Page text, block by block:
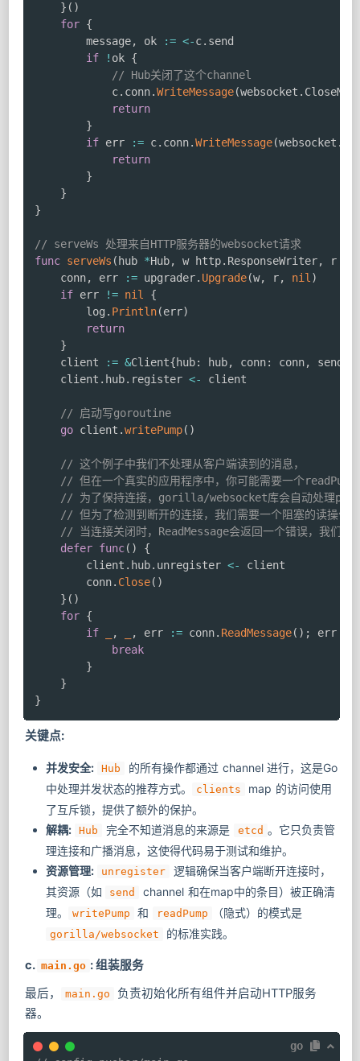
} ( )
for {
		message
, ok := <-c. send
if
! ok {
// Hub关闭了这个channel
			c
. conn.WriteMessage(websocket .
return
}
if err := c. conn.WriteMessage(websocket .
return
}
}
}
// serveWs 处理来自HTTP服务器的websocket请求
func serveWs ( hub *Hub, w http. ResponseWriter, r
	conn
, err := upgrader. Upgrade(w, r, nil)
if err != nil
{
		log
. Println(err)
return
}
	client
:= &Client{hub: hub, conn: conn, send
	client
. hub. register <- client
// 启动写goroutine
go client .writePump( )
// 这个例子中我们不处理从客户端读到的消息，
// 但在一个真实的应用程序中，你可能需要一个
// 为了保持连接，gorilla/websocket库会自动处理
// 但为了检测到断开的连接，我们需要一个阻塞的读操作。
// 当连接关闭时，ReadMessage会返回一个错误，我们就
defer func( )
{
		client
. hub. unregister <- client
		conn
. Close( )
} ( )
for {
if
, , err := conn. ReadMessage( ) ; err
break
}
}
}
关键点:
并发安全: Hub
的所有操作都通过 channel 进行，这是Go
中处理并发状态的推荐方式。
clients
map 的访问使用
了互斥锁，提供了额外的保护。
解耦:
Hub 完全不知道消息的来源是 etcd 。它只负责管
理连接和广播消息，这使得代码易于测试和维护。
资源管理:
unregister
逻辑确保当客户端断开连接时，
其资源（如
send
channel 和在map中的条目）被正确清
理。
writePump 和 readPump （隐式）的模式是
gorilla/websocket 的标准实践。
c. main.go : 组装服务
最后，
main.go
负责初始化所有组件并启动HTTP服务
器。
go